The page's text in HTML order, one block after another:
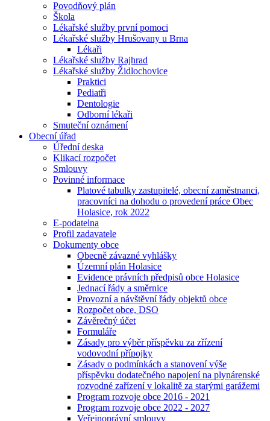
Povodňový plán
Škola
Lékařské služby první pomoci
Lékařské služby Hrušovany u Brna
Lékaři
Lékařské služby Rajhrad
Lékařské služby Židlochovice
Praktici
Pediatři
Dentologie
Odborní lékaři
Smuteční oznámení
Obecní úřad
Úřední deska
Klikací rozpočet
Smlouvy
Povinné informace
Platové tabulky zastupitelé, obecní zaměstnanci,
pracovníci na dohodu o provedení práce Obec
Holasice, rok 2022
E-podatelna
Profil zadavatele
Dokumenty obce
Obecně závazné vyhlášky
Územní plán Holasice
Evidence právních předpisů obce Holasice
Jednací řády a směrnice
Provozní a návštěvní řády objektů obce
Rozpočet obce, DSO
Závěrečný účet
Formuláře
Zásady pro výběr příspěvku za zřízení
vodovodní přípojky
Zásady o podmínkách a stanovení výše
příspěvku dodatečného napojení na plynárenské
rozvodné zařízení v lokalitě za starými garážemi
Program rozvoje obce 2016 - 2021
Program rozvoje obce 2022 - 2027
Veřejnoprávní smlouvy